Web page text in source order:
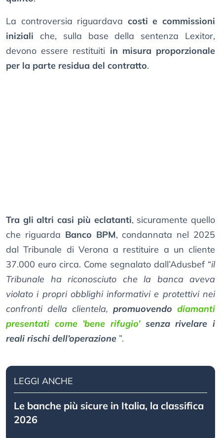
La controversia riguardava costi e commissioni
iniziali che, sulla base della sentenza Lexitor,
devono essere restituiti in misura proporzionale
per la parte residua del contratto.
Tra gli altri casi più eclatanti, sicuramente quello
che riguarda Banco BPM, condannata nel 2025
dal Tribunale di Verona a restituire a un cliente
37.000 euro circa. Come segnalato dall’Adusbef “il
Tribunale ha riconosciuto che la banca aveva
violato i propri obblighi informativi e protettivi nei
confronti della clientela, promuovendo diamanti
presentati come ’bene rifugio’senza rivelare i
reali rischi dell’operazione ”.
LEGGI ANCHE
Le banche più sicure in Italia, la classifica
2026